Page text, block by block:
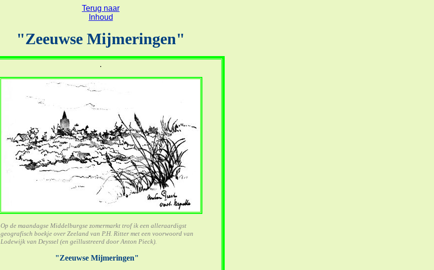
Terug naar
Inhoud
"Zeeuwse Mijmeringen"
.
Op de maandagse Middelburgse zomermarkt trof ik een alleraardigst
geografisch boekje over Zeeland van P.H. Ritter met een voorwoord van
Lodewijk van Deyssel (en geïllustreerd door Anton Pieck).
"Zeeuwse Mijmeringen"